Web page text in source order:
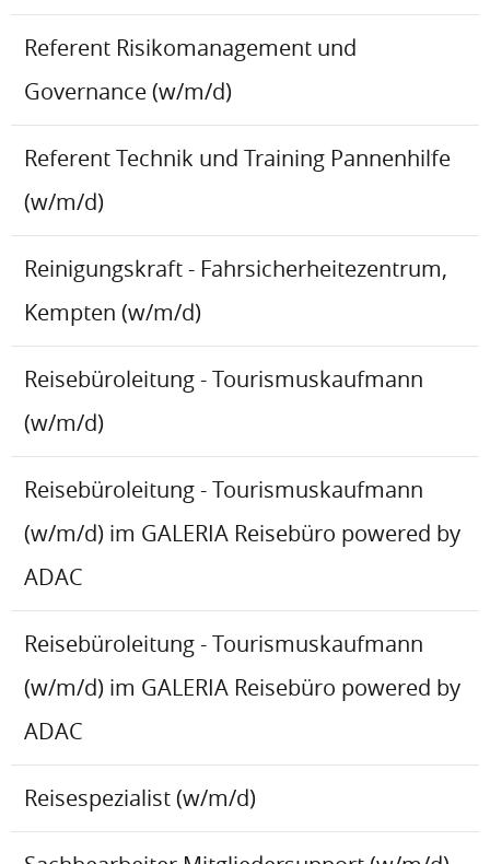
Referent Risikomanagement und
Governance (w/m/d)
Referent Technik und Training Pannenhilfe
(w/m/d)
Reinigungskraft - Fahrsicherheitezentrum,
Kempten (w/m/d)
Reisebüroleitung - Tourismuskaufmann
(w/m/d)
Reisebüroleitung - Tourismuskaufmann
(w/m/d) im GALERIA Reisebüro powered by
ADAC
Reisebüroleitung - Tourismuskaufmann
(w/m/d) im GALERIA Reisebüro powered by
ADAC
Reisespezialist (w/m/d)